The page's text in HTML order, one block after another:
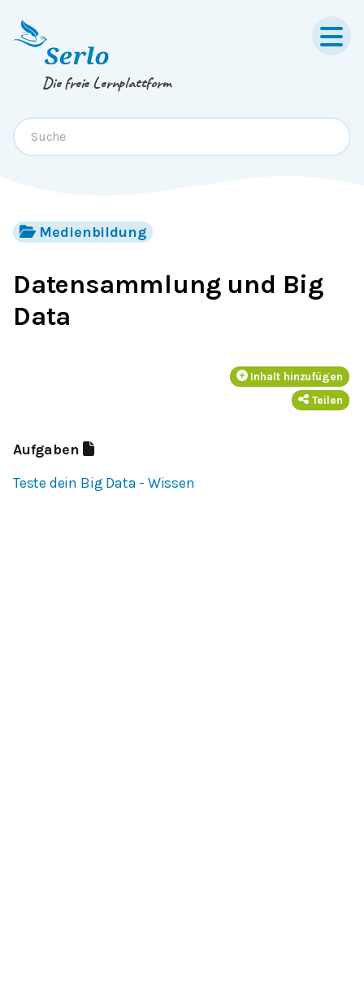
Springe zum
Die freie Lernplattform
Medienbildung
Datensammlung und Big
Data
Inhalt hinzufügen
Teilen
Aufgaben
Teste dein Big Data - Wissen